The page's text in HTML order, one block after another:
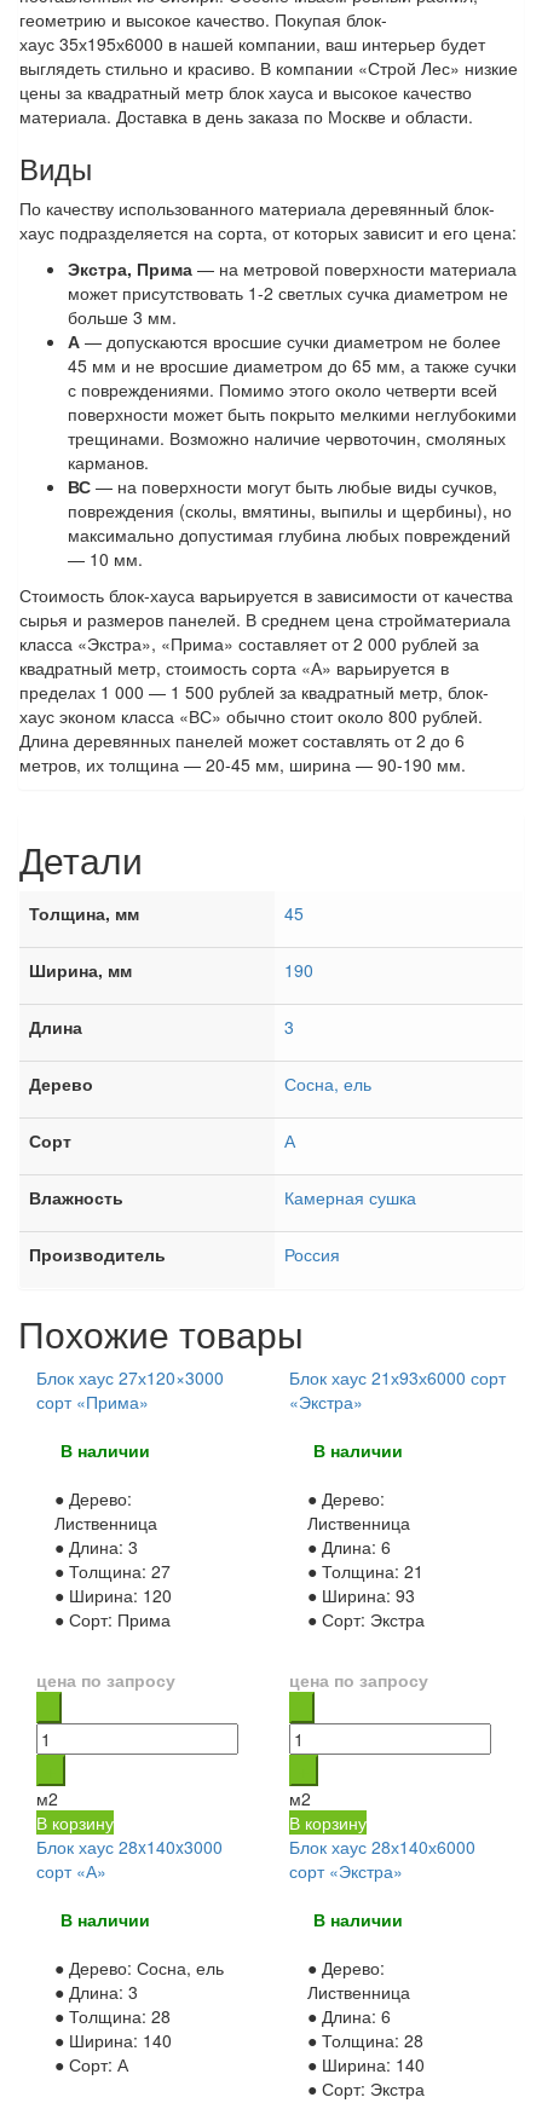
геометрию и высокое качество. Покупая блок-
хаус 35х195х6000 в нашей компании, ваш интерьер будет
выглядеть стильно и красиво. В компании «Строй Лес» низкие
цены за квадратный метр блок хауса и высокое качество
материала. Доставка в день заказа по Москве и области.
Виды
По качеству использованного материала деревянный блок-
хаус подразделяется на сорта, от которых зависит и его цена:
Экстра, Прима — на метровой поверхности материала
может присутствовать 1-2 светлых сучка диаметром не
больше 3 мм.
А — допускаются вросшие сучки диаметром не более
45 мм и не вросшие диаметром до 65 мм, а также сучки
с повреждениями. Помимо этого около четверти всей
поверхности может быть покрыто мелкими неглубокими
трещинами. Возможно наличие червоточин, смоляных
карманов.
ВС — на поверхности могут быть любые виды сучков,
повреждения (сколы, вмятины, выпилы и щербины), но
максимально допустимая глубина любых повреждений
— 10 мм.
Стоимость блок-хауса варьируется в зависимости от качества
сырья и размеров панелей. В среднем цена стройматериала
класса «Экстра», «Прима» составляет от 2 000 рублей за
квадратный метр, стоимость сорта «А» варьируется в
пределах 1 000 — 1 500 рублей за квадратный метр, блок-
хаус эконом класса «ВС» обычно стоит около 800 рублей.
Длина деревянных панелей может составлять от 2 до 6
метров, их толщина — 20-45 мм, ширина — 90-190 мм.
Детали
Толщина, мм 45
Ширина, мм 190
Длина 3
Дерево Сосна, ель
Сорт А
Влажность Камерная сушка
Производитель Россия
Похожие товары
Блок хаус 27х120×3000
сорт «Прима»
В наличии
● Дерево:
Лиственница
● Длина: 3
● Толщина: 27
● Ширина: 120
● Сорт: Прима
цена по запросу
м2
В корзину
Блок хаус 21х93х6000 сорт
«Экстра»
В наличии
● Дерево:
Лиственница
● Длина: 6
● Толщина: 21
● Ширина: 93
● Сорт: Экстра
цена по запросу
м2
В корзину
Блок хаус 28x140x3000
сорт «А»
В наличии
● Дерево: Сосна, ель
● Длина: 3
● Толщина: 28
● Ширина: 140
● Сорт: А
Блок хаус 28х140х6000
сорт «Экстра»
В наличии
● Дерево:
Лиственница
● Длина: 6
● Толщина: 28
● Ширина: 140
● Сорт: Экстра